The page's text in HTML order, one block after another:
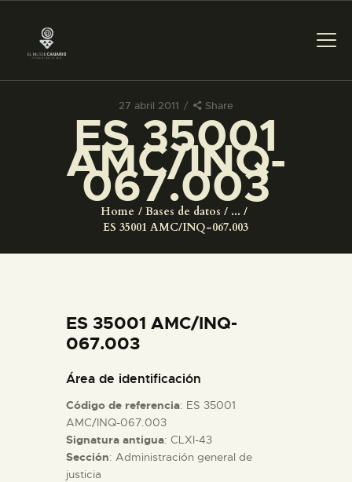
27 abril 2011 Share
ES 35001
AMC/INQ-
067.003
Home Bases de datos
...
ES 35001 AMC/INQ-067.003
PREPARAR LA VISITA
ACTIVIDADES
COLECCIONES
ESPAÑOL
PREPARAR LA VISITA
ES 35001 AMC/INQ-
067.003
Área de identificación
Código de referencia: ES 35001
AMC/INQ-067.003
Signatura antigua: CLXI-43
Sección: Administración general de
justicia